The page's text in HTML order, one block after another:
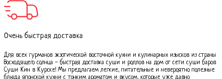
Очень быстрая доставка
Для всех гурманов экзотической восточной кухни и кулинарных изысков из страны
Восходящего солнца - быстрая доставка суши и роллов на дом от сети суши баров
Суши Кин в Курске! Мы предлагаем легкие, питательные и невероятно полезные